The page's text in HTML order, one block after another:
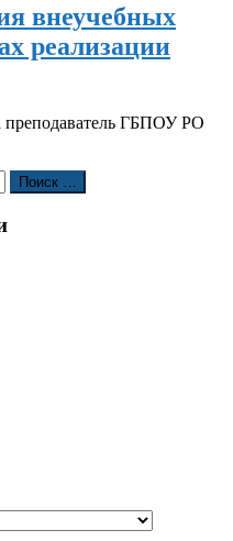
внеучебных
реализации
преподаватель ГБПОУ РО
Поиск …